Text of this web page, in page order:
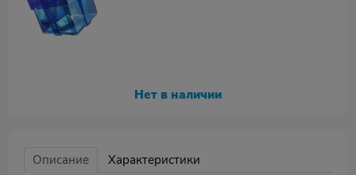
Нет в наличии
Описание Характеристики